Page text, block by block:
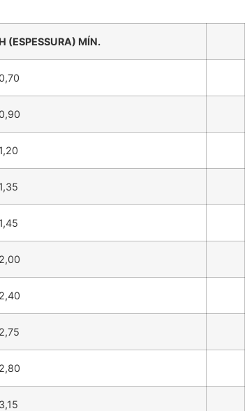
H (ESPESSURA) MÍN.
1,20
1,35
1,45
2,00
2,40
2,75
2,80
3,15